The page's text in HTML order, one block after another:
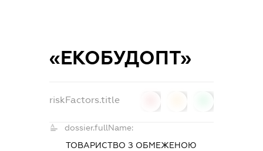
«ЕКОБУДОПТ»
riskFactors.title
dossier.fullName:
ТОВАРИСТВО З ОБМЕЖЕНОЮ